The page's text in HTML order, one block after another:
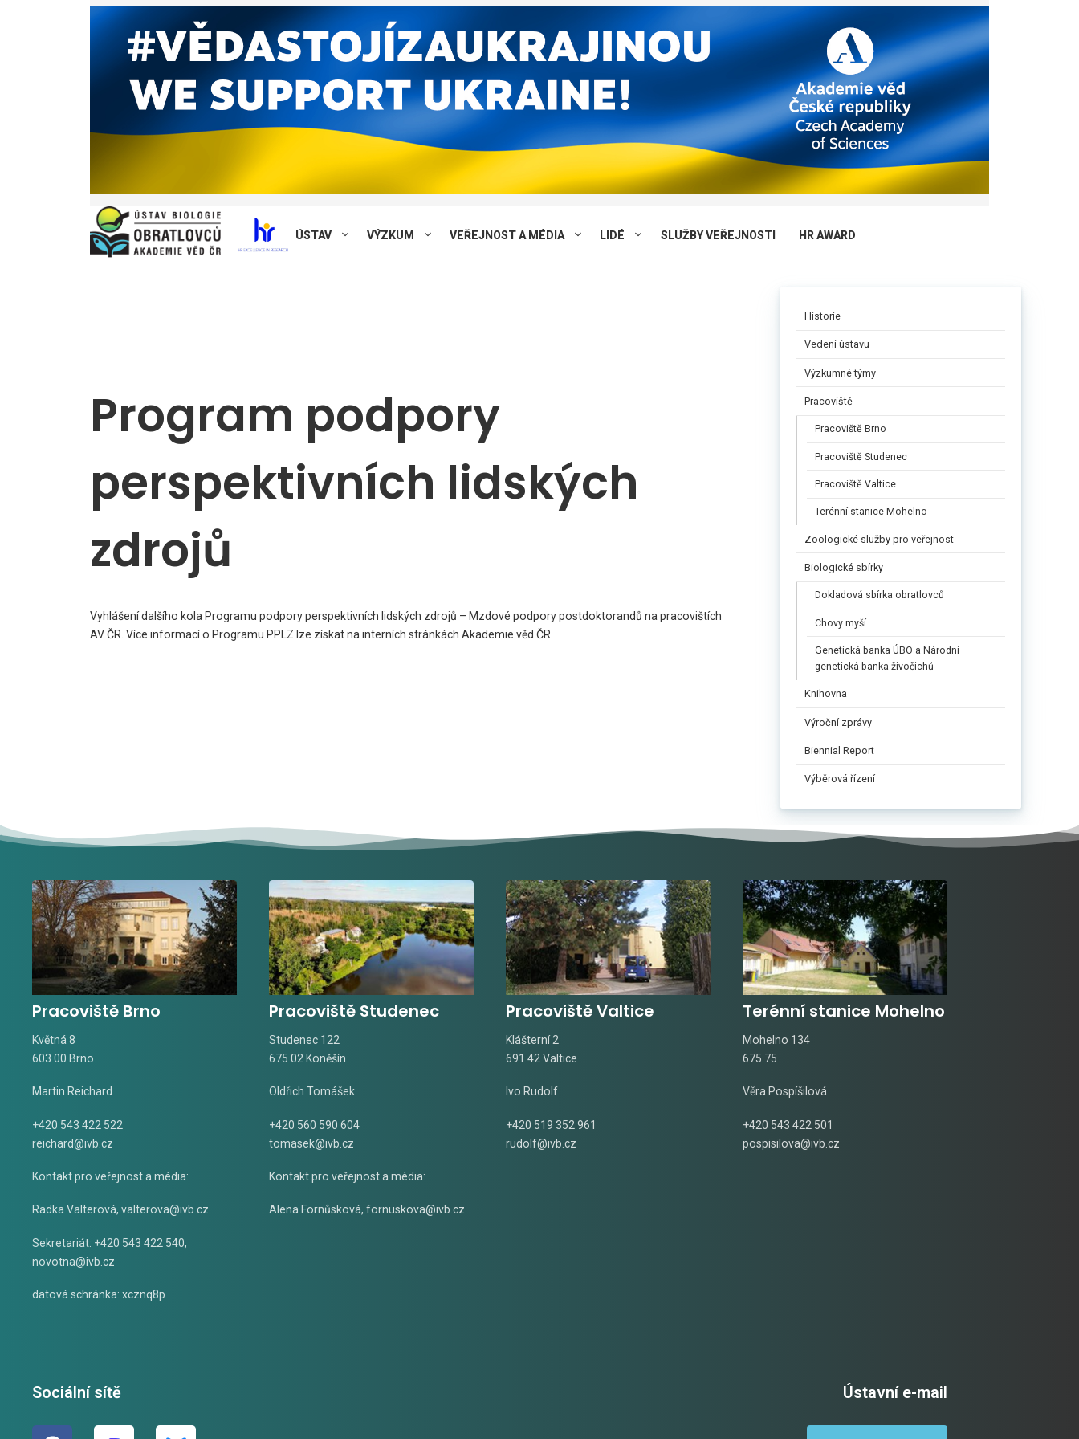
ÚSTAV VÝZKUM VEŘEJNOST A MÉDIA LIDÉ SLUŽBY VEŘEJNOSTI HR AWARD
Program podpory
perspektivních lidských
zdrojů
Vyhlášení dalšího kola Programu podpory perspektivních lidských zdrojů – Mzdové podpory postdoktorandů na pracovištích
AV ČR. Více informací o Programu PPLZ lze získat na interních stránkách Akademie věd ČR.
Historie
Vedení ústavu
Výzkumné týmy
Pracoviště
Pracoviště Brno
Pracoviště Studenec
Pracoviště Valtice
Terénní stanice Mohelno
Zoologické služby pro veřejnost
Biologické sbírky
Dokladová sbírka obratlovců
Chovy myší
Genetická banka ÚBO a Národní
genetická banka živočichů
Knihovna
Výroční zprávy
Biennial Report
Výběrová řízení
Pracoviště Brno
Květná 8
603 00 Brno
Martin Reichard
+420 543 422 522
reichard@ivb.cz
Kontakt pro veřejnost a média:
Radka Valterová, valterova@ivb.cz
Sekretariát: +420 543 422 540,
novotna@ivb.cz
datová schránka: xcznq8p
Pracoviště Studenec
Studenec 122
675 02 Koněšín
Oldřich Tomášek
+420 560 590 604
tomasek@ivb.cz
Kontakt pro veřejnost a média:
Alena Fornůsková, fornuskova@ivb.cz
Pracoviště Valtice
Klášterní 2
691 42 Valtice
Ivo Rudolf
+420 519 352 961
rudolf@ivb.cz
Terénní stanice Mohelno
Mohelno 134
675 75
Věra Pospíšilová
+420 543 422 501
pospisilova@ivb.cz
Sociální sítě Ústavní e-mail